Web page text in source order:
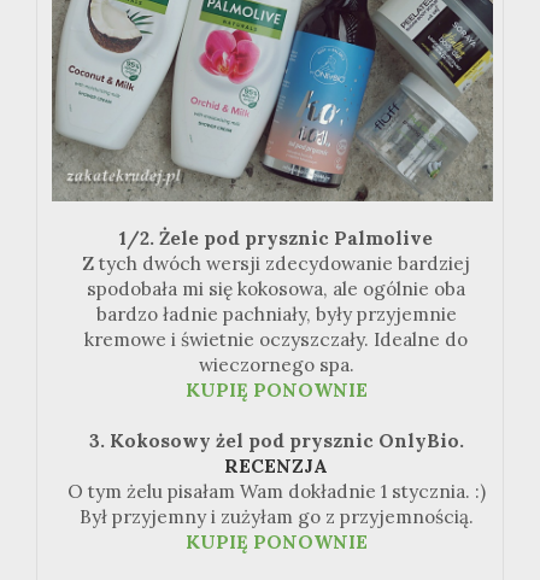
1/2. Żele pod prysznic Palmolive
Z tych dwóch wersji zdecydowanie bardziej
spodobała mi się kokosowa, ale ogólnie oba
bardzo ładnie pachniały, były przyjemnie
kremowe i świetnie oczyszczały. Idealne do
wieczornego spa.
KUPIĘ PONOWNIE
3. Kokosowy żel pod prysznic OnlyBio.
RECENZJA
O tym żelu pisałam Wam dokładnie 1 stycznia. :)
Był przyjemny i zużyłam go z przyjemnością.
KUPIĘ PONOWNIE